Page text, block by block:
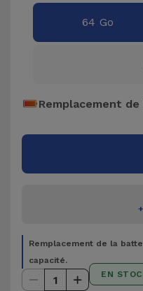
d'ordinateur
Accessoires
Kids
64 Go
Remplacement
Remplacement de la
capacité.
1 EN